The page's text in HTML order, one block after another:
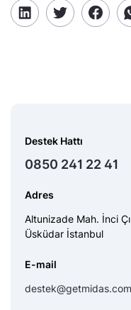
Destek Hattı
0850 241 22 41
Adres
Altunizade Mah. İnci
Üsküdar İstanbul
E-mail
destek@getmidas.com